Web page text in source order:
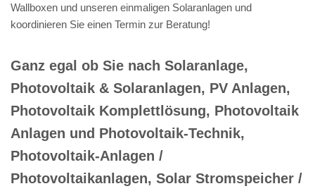
Wallboxen und unseren einmaligen Solaranlagen und
koordinieren Sie einen Termin zur Beratung!
Ganz egal ob Sie nach Solaranlage,
Photovoltaik & Solaranlagen, PV Anlagen,
Photovoltaik Komplettlösung, Photovoltaik
Anlagen und Photovoltaik-Technik,
Photovoltaik-Anlagen /
Photovoltaikanlagen, Solar Stromspeicher /